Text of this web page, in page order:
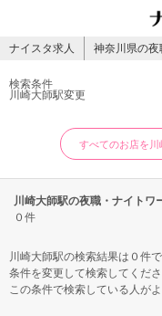
ナイスタ求人 神奈川県の夜
検索条件
川崎大師駅変更
すべてのお店を
川崎大師駅の夜職・ナイトワ
０件
川崎大師駅の検索結果は０件で
条件を変更して検索してくださ
この条件で検索している人が